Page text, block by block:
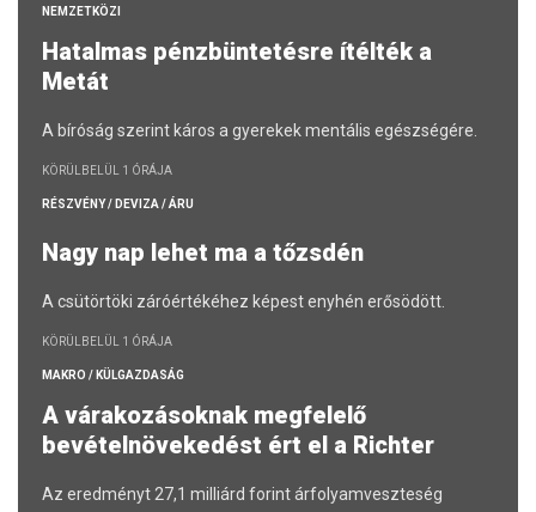
NEMZETKÖZI
Hatalmas pénzbüntetésre ítélték a
Metát
A bíróság szerint káros a gyerekek mentális egészségére.
KÖRÜLBELÜL 1 ÓRÁJA
RÉSZVÉNY / DEVIZA / ÁRU
Nagy nap lehet ma a tőzsdén
A csütörtöki záróértékéhez képest enyhén erősödött.
KÖRÜLBELÜL 1 ÓRÁJA
MAKRO / KÜLGAZDASÁG
A várakozásoknak megfelelő
bevételnövekedést ért el a Richter
Az eredményt 27,1 milliárd forint árfolyamveszteség